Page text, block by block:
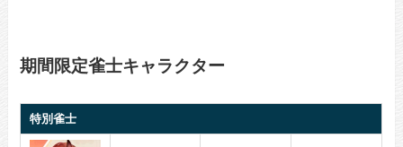
期間限定雀士キャラクター
特別雀士